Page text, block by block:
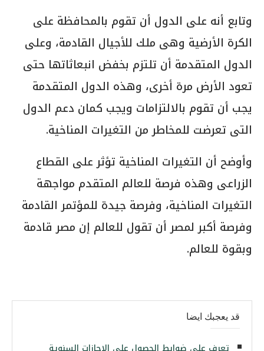
وتابع أنه على الدول أن تقوم بالمحافظة على
الكرة الأرضية وهى ملك للأجيال القادمة، وعلى
الدول المتقدمة أن تلتزم بخفض انبعاثاتها حتى
تعود الأرض مرة أخرى، وهذه الدول المتقدمة
يجب أن تقوم بالالتزامات ويجب كمان دعم الدول
التى تعرضت للمخاطر من التغيرات المناخية.
وأوضح أن التغيرات المناخية تؤثر على القطاع
الزراعى وهذه فرصة للعالم المتقدم مواجهة
التغيرات المناخية، وفرصة جيدة للمؤتمر القادمة
وفرصة أكبر لمصر أن تقول للعالم إن مصر قادمة
وبقوة للعالم.
قد يعجبك ايضا